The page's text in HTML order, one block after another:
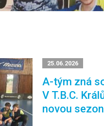
25.06.2026
A-tým zná
V T.B.C.
novou